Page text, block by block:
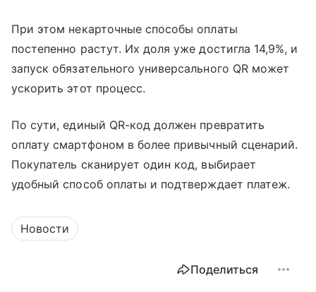
При этом некарточные способы оплаты
постепенно растут. Их доля уже достигла 14,9%, и
запуск обязательного универсального QR может
ускорить этот процесс.
По сути, единый QR-код должен превратить
оплату смартфоном в более привычный сценарий.
Покупатель сканирует один код, выбирает
удобный способ оплаты и подтверждает платеж.
Новости
Поделиться